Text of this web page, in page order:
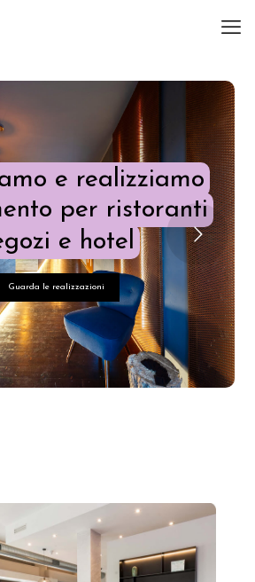
e hotel
e realizziamo
per ristoranti
Guarda le realizzazioni